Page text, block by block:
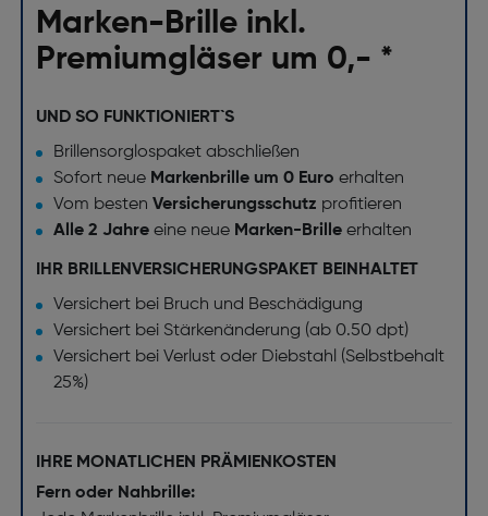
Marken-Brille inkl.
Premiumgläser um 0,- *
UND SO FUNKTIONIERT`S
Brillensorglospaket abschließen
Sofort neue Markenbrille um 0 Euro erhalten
Vom besten Versicherungsschutz profitieren
Alle 2 Jahreeine neue Marken-Brille erhalten
IHR BRILLENVERSICHERUNGSPAKET BEINHALTET
Versichert bei Bruch und Beschädigung
Versichert bei Stärkenänderung (ab 0.50 dpt)
Versichert bei Verlust oder Diebstahl (Selbstbehalt
25%)
IHRE MONATLICHEN PRÄMIENKOSTEN
Fern oder Nahbrille: